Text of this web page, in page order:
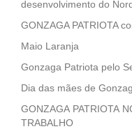
desenvolvimento do
GONZAGA PATRIOTA
Maio Laranja
Gonzaga Patriota pelo
Dia das mães de
GONZAGA PATRIOTA
TRABALHO